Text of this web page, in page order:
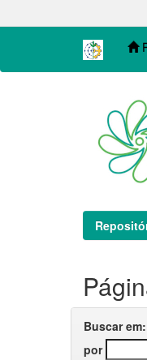
navigation
Buscar em:
por